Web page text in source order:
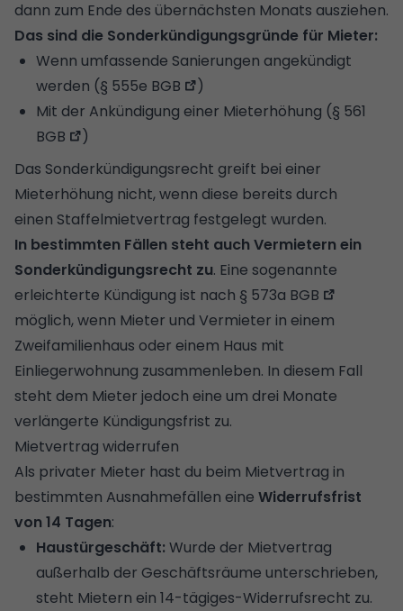
dann zum Ende des übernächsten Monats ausziehen.
Das sind die Sonderkündigungsgründe für Mieter:
Wenn umfassende Sanierungen angekündigt
werden (§ 555e BGB
)
Mit der Ankündigung einer Mieterhöhung (§ 561
BGB
)
Das Sonderkündigungsrecht greift bei einer
Mieterhöhung nicht, wenn diese bereits durch
einen Staffelmietvertrag festgelegt wurden.
In bestimmten Fällen steht auch Vermietern ein
Sonderkündigungsrecht zu. Eine sogenannte
erleichterte Kündigung ist nach § 573a BGB
möglich, wenn Mieter und Vermieter in einem
Zweifamilienhaus oder einem Haus mit
Einliegerwohnung zusammenleben. In diesem Fall
steht dem Mieter jedoch eine um drei Monate
verlängerte Kündigungsfrist zu.
Mietvertrag widerrufen
Als privater Mieter hast du beim Mietvertrag in
bestimmten Ausnahmefällen eine Widerrufsfrist
von 14 Tagen:
Haustürgeschäft: Wurde der Mietvertrag
außerhalb der Geschäftsräume unterschrieben,
steht Mietern ein 14-tägiges-Widerrufsrecht zu.